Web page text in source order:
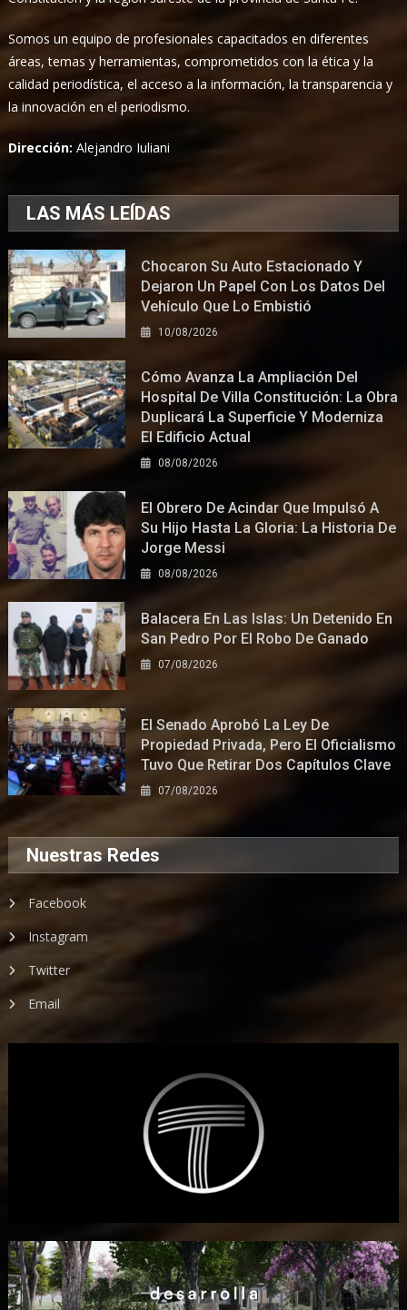
Somos un equipo de profesionales capacitados en diferentes
áreas, temas y herramientas, comprometidos con la ética y la
calidad periodística, el acceso a la información, la transparencia y
la innovación en el periodismo.
Dirección:Alejandro Iuliani
LAS MÁS LEÍDAS
Chocaron Su Auto Estacionado Y
Dejaron Un Papel Con Los Datos Del
Vehículo Que Lo Embistió
10/08/2026
Cómo Avanza La Ampliación Del
Hospital De Villa Constitución: La Obra
Duplicará La Superficie Y Moderniza
El Edificio Actual
08/08/2026
El Obrero De Acindar Que Impulsó A
Su Hijo Hasta La Gloria: La Historia De
Jorge Messi
08/08/2026
Balacera En Las Islas: Un Detenido En
San Pedro Por El Robo De Ganado
07/08/2026
El Senado Aprobó La Ley De
Propiedad Privada, Pero El Oficialismo
Tuvo Que Retirar Dos Capítulos Clave
07/08/2026
Nuestras Redes
Facebook
Instagram
Twitter
Email